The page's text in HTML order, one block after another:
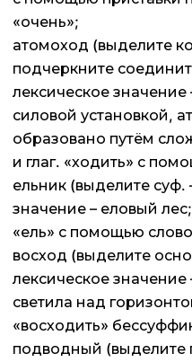
«очень»;
атомоход (выделите
подчеркните
лексическое
силовой установкой,
образовано путём
и глаг. «ходить» с
ельник (выделите суф.
значение – еловый
«ель» с помощью
восход (выделите
лексическое
светила над
«восходить»
подводный (выделите